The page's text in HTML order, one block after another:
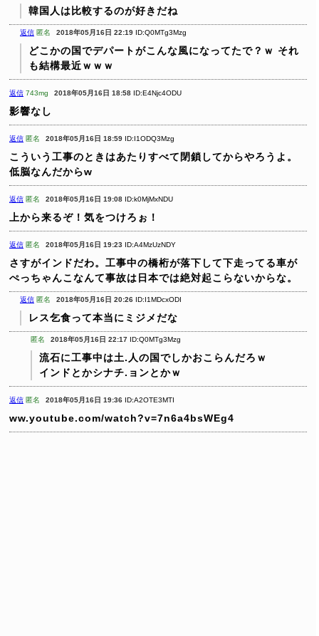
韓国人は比較するのが好きだね
返信 匿名 2018年05月16日 22:19 ID:Q0MTg3Mzg
どこかの国でデパートがこんな風になってたで？ｗ それ
も結構最近ｗｗｗ
返信 743mg 2018年05月16日 18:58 ID:E4Njc4ODU
影響なし
返信 匿名 2018年05月16日 18:59 ID:I1ODQ3Mzg
こういう工事のときはあたりすべて閉鎖してからやろうよ。
低脳なんだからw
返信 匿名 2018年05月16日 19:08 ID:k0MjMxNDU
上から来るぞ！気をつけろぉ！
返信 匿名 2018年05月16日 19:23 ID:A4MzUzNDY
さすがインドだわ。工事中の橋桁が落下して下走ってる車が
ぺっちゃんこなんて事故は日本では絶対起こらないからな。
返信 匿名 2018年05月16日 20:26 ID:I1MDcxODI
レス乞食って本当にミジメだな
匿名 2018年05月16日 22:17 ID:Q0MTg3Mzg
流石に工事中は土.人の国でしかおこらんだろｗ
インドとかシナチ.ョンとかｗ
返信 匿名 2018年05月16日 19:36 ID:A2OTE3MTI
ww.youtube.com/watch?v=7n6a4bsWEg4